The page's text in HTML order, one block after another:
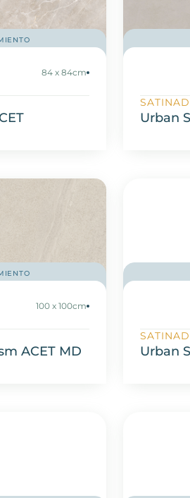
84 x 84cm
Urban
100 x 100cm
ACET MD Urban